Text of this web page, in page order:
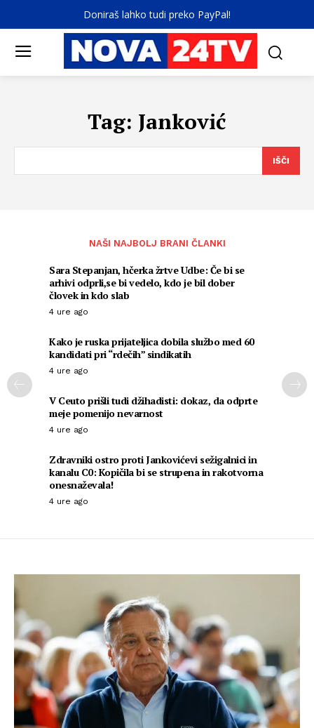
Doniraš lahko tudi preko PayPal!
Tag: Janković
IŠČI
NAŠI NAJBOLJ BRANI ČLANKI
Sara Stepanjan, hčerka žrtve Udbe: Če bi se
arhivi odprli,se bi vedelo, kdo je bil dober
človek in kdo slab
4 ure ago
Kako je ruska prijateljica dobila službo med 60
kandidati pri “rdečih” sindikatih
4 ure ago
V Ceuto prišli tudi džihadisti: dokaz, da odprte
meje pomenijo nevarnost
4 ure ago
Zdravniki ostro proti Jankovićevi sežigalnici in
kanalu C0: Kopičila bi se strupena in rakotvorna
onesnaževala!
4 ure ago